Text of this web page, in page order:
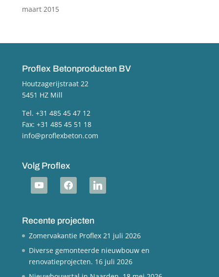
maart 2015
Proflex Betonproducten BV
Houtzagerijstraat 22
5451 HZ Mill
Tel. +31 485 45 47 12
Fax: +31 485 45 51 18
info@proflexbeton.com
Volg Proflex
youtube facebook linkedin
Recente projecten
Zomervakantie Proflex 21 juli 2026
Diverse gemonteerde nieuwbouw en
renovatieprojecten. 16 juli 2026